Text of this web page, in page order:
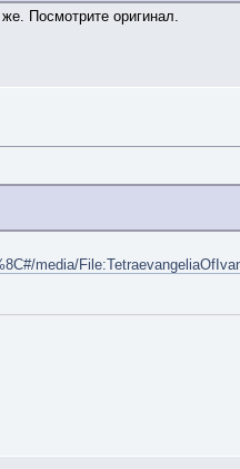
Посмотрите оригинал.
media/